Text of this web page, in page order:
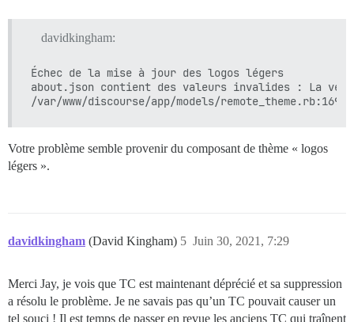
davidkingham:
Échec de la mise à jour des logos légers
about.json contient des valeurs invalides : La
Votre problème semble provenir du composant de thème « logos
légers ».
davidkingham (David Kingham) Juin 30, 2021, 7:29
5
Merci Jay, je vois que TC est maintenant déprécié et sa suppression
a résolu le problème. Je ne savais pas qu’un TC pouvait causer un
tel souci ! Il est temps de passer en revue les anciens TC qui traînent